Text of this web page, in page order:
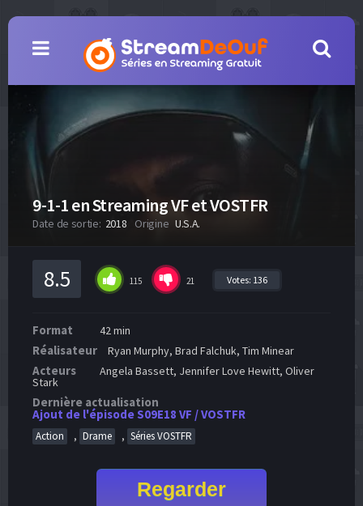
9-1-1 en Streaming VF et VOSTFR
Date de sortie: 2018 Origine U.S.A.
8.5 115 21 Votes: 136
Format 42 min
Réalisateur Ryan Murphy, Brad Falchuk, Tim Minear
Acteurs Angela Bassett, Jennifer Love Hewitt, Oliver
Stark
Dernière actualisation
Ajout de l'épisode S09E18 VF / VOSTFR
Action , Drame , Séries VOSTFR
Regarder